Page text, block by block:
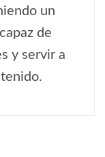
un
de
y servir a